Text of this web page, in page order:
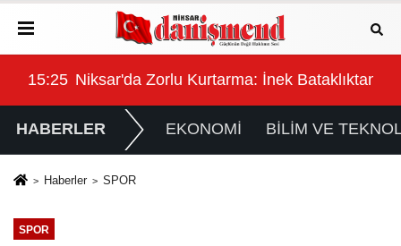
5 Yaralı
15:25 Niksar'da Zorlu Kurtarma: İnek Bataklıktan
HABERLER EKONOMİ BİLİM VE
Haberler SPOR
SPOR